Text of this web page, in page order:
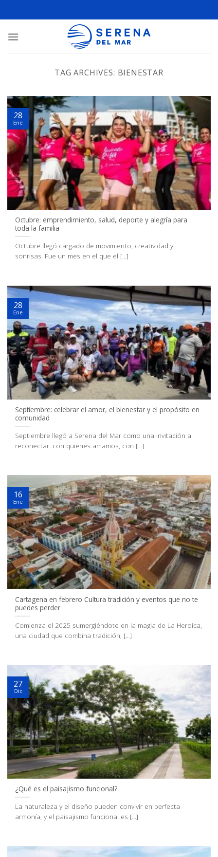
TAG ARCHIVES: BIENESTAR
Octubre: emprendimiento, salud, deporte y alegría para
toda la familia
Octubre llegó cargado de movimiento, creatividad y
sonrisas. Fue un mes en el que el [...]
28
Ene
Septiembre: celebrar el amor, el bienestar y el propósito en
comunidad
Septiembre llegó a Serena del Mar como una invitación a
reconectar: con quienes amamos, con [...]
28
Ene
Cartagena en febrero Cultura tradición y eventos que no te
puedes perder
Comienza el 2025 sumergiéndote en la magia de La Heroica,
una ciudad que combina tradición, [...]
16
Ene
¿Qué es el paisajismo funcional?
La naturaleza y el diseño pueden convivir en perfecta
armonía, y el paisajismo funcional es [...]
27
Dic